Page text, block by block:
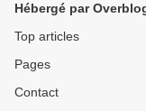
changement pour
candidats qui vont
Hébergé par
Top articles
Pages
Contact